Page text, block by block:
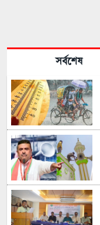
সর্বশেষ